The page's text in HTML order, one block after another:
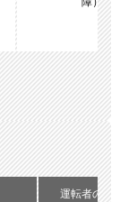
運転者の年